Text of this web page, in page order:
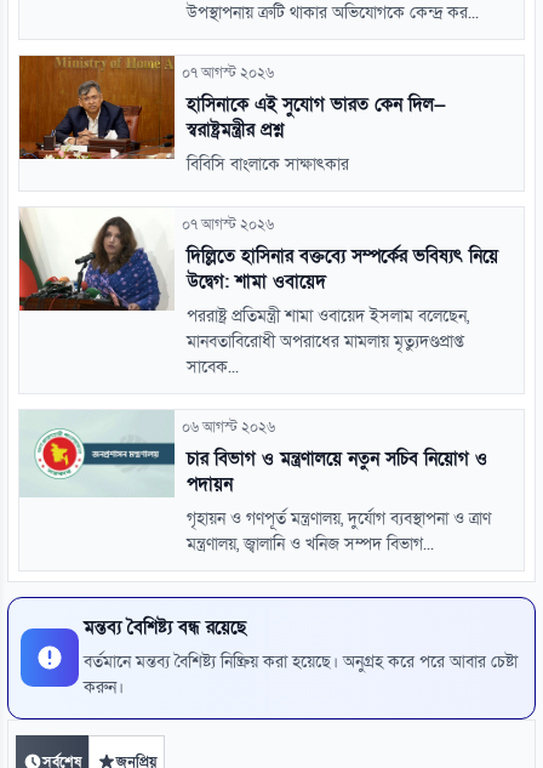
উপস্থাপনায় ত্রুটি থাকার অভিযোগকে কেন্দ্র কর...
০৭ আগস্ট ২০২৬
হাসিনাকে এই সুযোগ ভারত কেন দিল—
স্বরাষ্ট্রমন্ত্রীর প্রশ্ন
বিবিসি বাংলাকে সাক্ষাৎকার
০৭ আগস্ট ২০২৬
দিল্লিতে হাসিনার বক্তব্যে সম্পর্কের ভবিষ্যৎ নিয়ে
উদ্বেগ: শামা ওবায়েদ
পররাষ্ট্র প্রতিমন্ত্রী শামা ওবায়েদ ইসলাম বলেছেন,
মানবতাবিরোধী অপরাধের মামলায় মৃত্যুদণ্ডপ্রাপ্ত
সাবেক...
০৬ আগস্ট ২০২৬
চার বিভাগ ও মন্ত্রণালয়ে নতুন সচিব নিয়োগ ও
পদায়ন
গৃহায়ন ও গণপূর্ত মন্ত্রণালয়, দুর্যোগ ব্যবস্থাপনা ও ত্রাণ
মন্ত্রণালয়, জ্বালানি ও খনিজ সম্পদ বিভাগ...
মন্তব্য বৈশিষ্ট্য বন্ধ রয়েছে
বর্তমানে মন্তব্য বৈশিষ্ট্য নিষ্ক্রিয় করা হয়েছে। অনুগ্রহ করে পরে আবার চেষ্টা
করুন।
সর্বশেষ জনপ্রিয়